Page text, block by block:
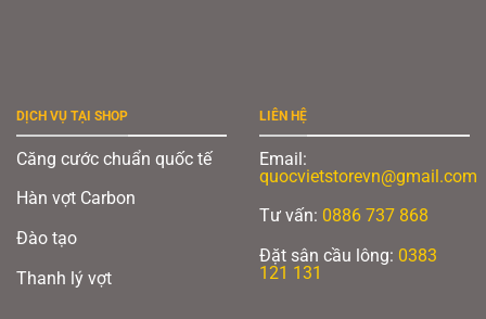
DỊCH VỤ TẠI SHOP
Căng cước chuẩn quốc tế
Hàn vợt Carbon
Đào tạo
Thanh lý vợt
LIÊN HỆ
Email:
quocvietstorevn@gmail.com
Tư vấn: 0886 737 868
Đặt sân cầu lông: 0383
121 131